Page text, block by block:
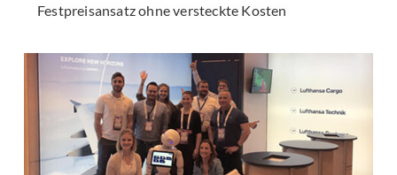
Festpreisansatz ohne versteckte Kosten